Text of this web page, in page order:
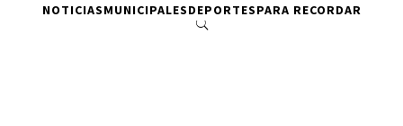
NOTICIASMUNICIPALESDEPORTESPARA RECORDAR